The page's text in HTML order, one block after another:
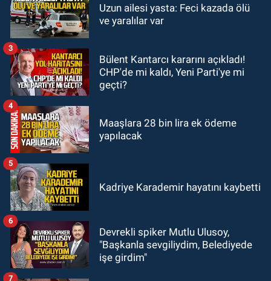
18:52Zonguldak'ta pitbul köpek
GÜNDEM
18:44Zonguldak'ta araç yayaya
çarptı: Ağır yaralanan yaya tedavi
Uzun ailesi yasta: Feci kazada ölü
ve yaralılar var
Bülent Kantarcı kararını açıkladı!
CHP'de mi kaldı, Yeni Parti'ye mi
geçti?
3
Maaşlara 28 bin lira ek ödeme
yapılacak
4
Kadriye Karademir hayatını kaybetti
5
Devrekli spiker Mutlu Ulusoy,
"Başkanla sevgiliydim, Belediyede
işe girdim"
6
7